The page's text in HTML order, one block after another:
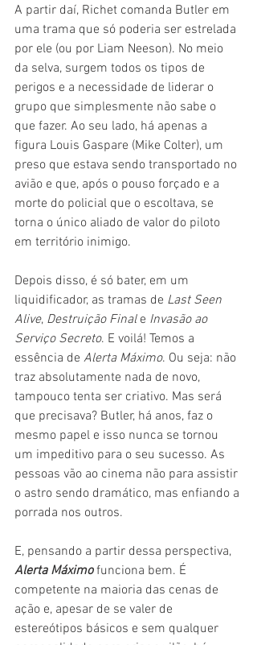
A partir daí, Richet comanda Butler em
uma trama que só poderia ser estrelada
por ele (ou por Liam Neeson). No meio
da selva, surgem todos os tipos de
perigos e a necessidade de liderar o
grupo que simplesmente não sabe o
que fazer. Ao seu lado, há apenas a
figura Louis Gaspare (Mike Colter), um
preso que estava sendo transportado no
avião e que, após o pouso forçado e a
morte do policial que o escoltava, se
torna o único aliado de valor do piloto
em território inimigo.
Depois disso, é só bater, em um
liquidificador, as tramas de Last Seen
Alive, Destruição Final e Invasão ao
Serviço Secreto. E voilá! Temos a
essência de Alerta Máximo. Ou seja: não
traz absolutamente nada de novo,
tampouco tenta ser criativo. Mas será
que precisava? Butler, há anos, faz o
mesmo papel e isso nunca se tornou
um impeditivo para o seu sucesso. As
pessoas vão ao cinema não para assistir
o astro sendo dramático, mas enfiando a
porrada nos outros.
E, pensando a partir dessa perspectiva,
Alerta Máximo funciona bem. É
competente na maioria das cenas de
ação e, apesar de se valer de
estereótipos básicos e sem qualquer